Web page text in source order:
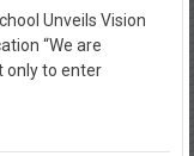
Unveils Vision
“We are
only to enter